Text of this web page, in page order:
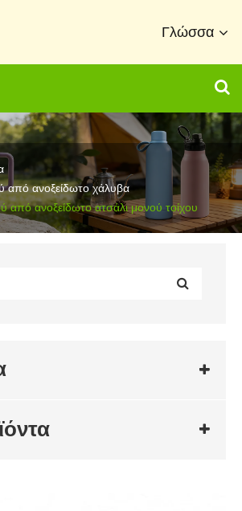
Γλώσσα
από ανοξείδωτο χάλυβα
από ανοξείδωτο ατσάλι μονού τοίχου